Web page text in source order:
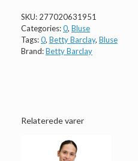
SKU: 277020631951
Categories:0, Bluse
Tags:0, Betty Barclay, Bluse
Brand:Betty Barclay
Relaterede varer